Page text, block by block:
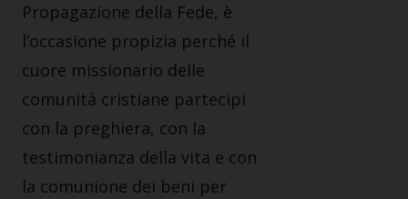
Propagazione della Fede, è
l’occasione propizia perché il
cuore missionario delle
comunità cristiane partecipi
con la preghiera, con la
testimonianza della vita e con
la comunione dei beni per